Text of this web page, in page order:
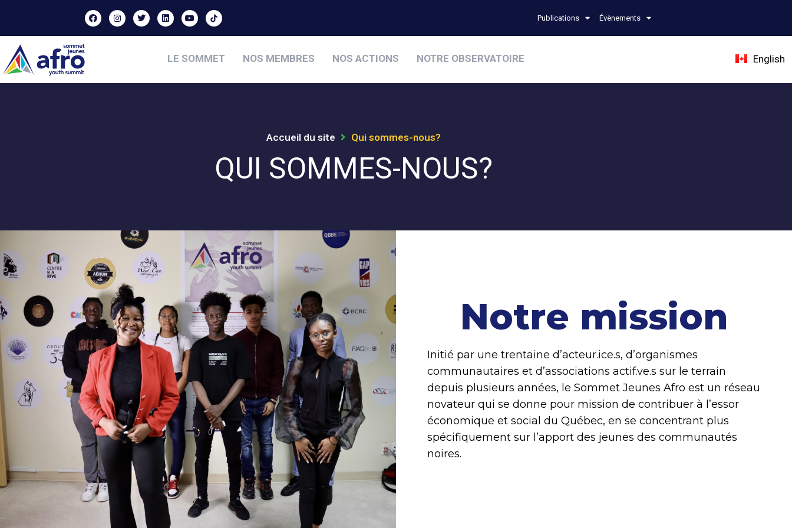
Publications Évènements
LE SOMMET NOS MEMBRES NOS ACTIONS NOTRE OBSERVATOIRE English
Accueil du site Qui sommes-nous?
QUI SOMMES-NOUS?
Notre mission
Initié par une trentaine d’acteur.ice.s, d’organismes
communautaires et d’associations actif.ve.s sur le terrain
depuis plusieurs années, le Sommet Jeunes Afro est un réseau
novateur qui se donne pour mission de contribuer à l’essor
économique et social du Québec, en se concentrant plus
spécifiquement sur l’apport des jeunes des communautés
noires.